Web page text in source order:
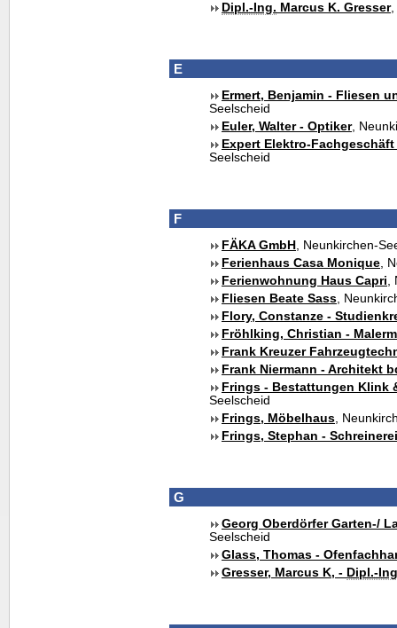
Dipl.-Ing. Marcus K. Gresser,
E
Ermert, Benjamin - Fliesen
Seelscheid
Euler, Walter - Optiker,
Expert Elektro-
Seelscheid
F
FÄKA GmbH , Neunkirchen-
Ferienhaus Casa Monique,
Ferienwohnung Haus Capri,
Fliesen Beate Sass,
Flory, Constanze -
Fröhlking, Christian -
Frank Kreuzer
Frank Niermann - Architekt
Frings - Bestattungen Klink
Seelscheid
Frings, Möbelhaus,
Frings, Stephan - Schreinerei
G
Georg Oberdörfer Garten-/
Seelscheid
Glass, Thomas -
Gresser, Marcus K, - Dipl.-